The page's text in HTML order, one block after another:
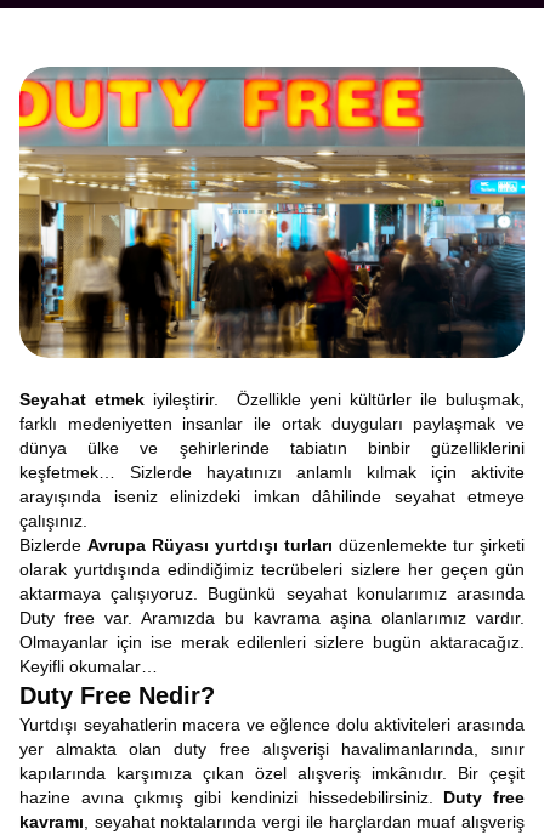
Seyahat etmek iyileştirir. Özellikle yeni kültürler ile buluşmak,
farklı medeniyetten insanlar ile ortak duyguları paylaşmak ve
dünya ülke ve şehirlerinde tabiatın binbir güzelliklerini
keşfetmek… Sizlerde hayatınızı anlamlı kılmak için aktivite
arayışında iseniz elinizdeki imkan dâhilinde seyahat etmeye
çalışınız.
Bizlerde Avrupa Rüyası yurtdışı turları düzenlemekte tur şirketi
olarak yurtdışında edindiğimiz tecrübeleri sizlere her geçen gün
aktarmaya çalışıyoruz. Bugünkü seyahat konularımız arasında
Duty free var. Aramızda bu kavrama aşina olanlarımız vardır.
Olmayanlar için ise merak edilenleri sizlere bugün aktaracağız.
Keyifli okumalar…
Duty Free Nedir?
Yurtdışı seyahatlerin macera ve eğlence dolu aktiviteleri arasında
yer almakta olan duty free alışverişi havalimanlarında, sınır
kapılarında karşımıza çıkan özel alışveriş imkânıdır. Bir çeşit
hazine avına çıkmış gibi kendinizi hissedebilirsiniz. Duty free
kavramı , seyahat noktalarında vergi ile harçlardan muaf alışveriş